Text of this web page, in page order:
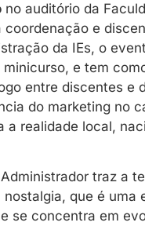
no auditório da
coordenação e
da IEs, o
e tem
entre discentes e
do marketing no
a realidade local,
traz a
que é uma
se concentra em